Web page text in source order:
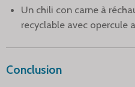
Un chili con carne à
recyclable avec opercule
Conclusion